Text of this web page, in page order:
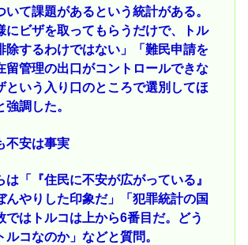
いて課題があるという統計がある。
にビザを取ってもらうだけで、トル
除するわけではない」「難民申請を
留管理の出口がコントロールできな
という入り口のところで選別してほ
強調した。
不安は事実
は「『住民に不安が広がっている』
んやりした印象だ」「犯罪統計の国
ではトルコは上から6番目だ。どう
ルコなのか」などと質問。